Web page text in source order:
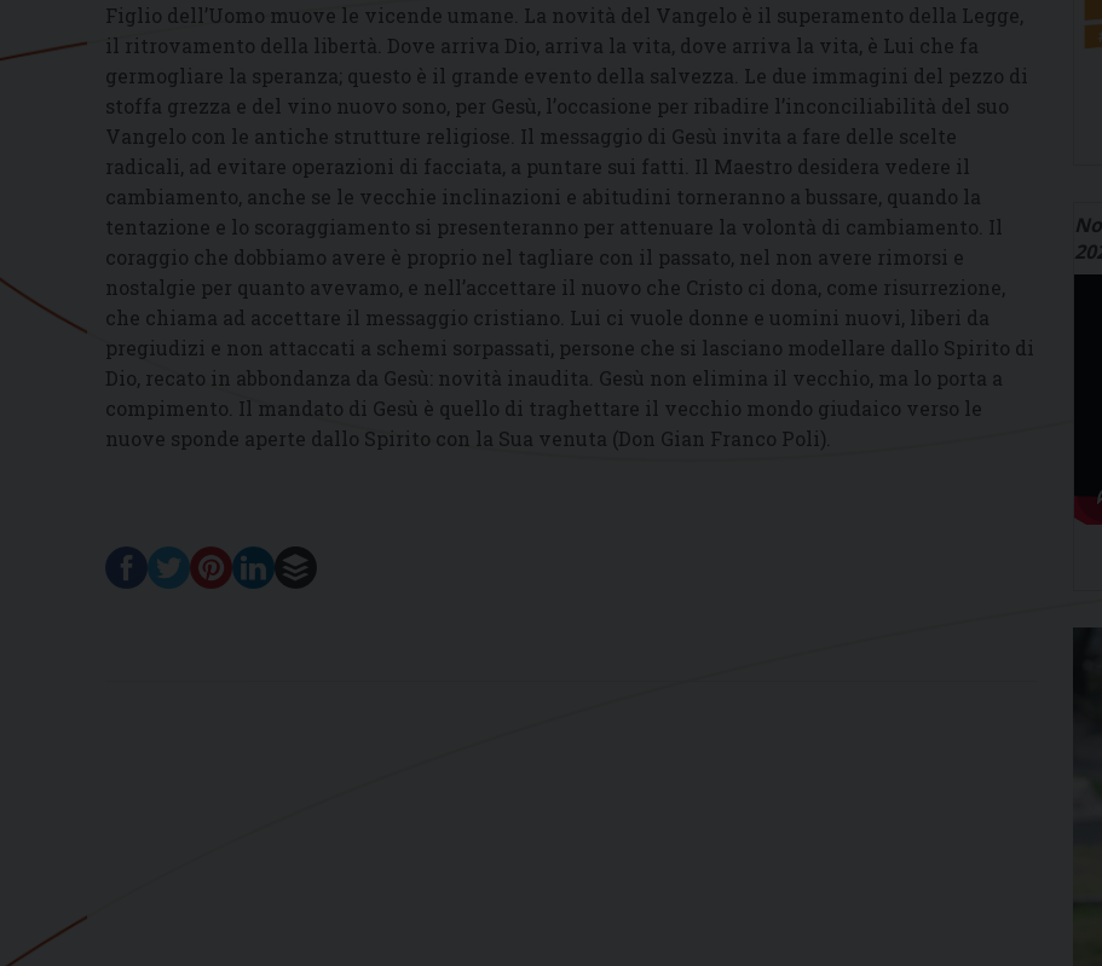
Figlio dell’Uomo muove le vicende umane. La novità del Vangelo è il superamento della Legge,
il ritrovamento della libertà. Dove arriva Dio, arriva la vita, dove arriva la vita, è Lui che fa
germogliare la speranza; questo è il grande evento della salvezza. Le due immagini del pezzo di
stoffa grezza e del vino nuovo sono, per Gesù, l’occasione per ribadire l’inconciliabilità del suo
Vangelo con le antiche strutture religiose. Il messaggio di Gesù invita a fare delle scelte
radicali, ad evitare operazioni di facciata, a puntare sui fatti. Il Maestro desidera vedere il
cambiamento, anche se le vecchie inclinazioni e abitudini torneranno a bussare, quando la
tentazione e lo scoraggiamento si presenteranno per attenuare la volontà di cambiamento. Il
coraggio che dobbiamo avere è proprio nel tagliare con il passato, nel non avere rimorsi e
nostalgie per quanto avevamo, e nell’accettare il nuovo che Cristo ci dona, come risurrezione,
che chiama ad accettare il messaggio cristiano. Lui ci vuole donne e uomini nuovi, liberi da
pregiudizi e non attaccati a schemi sorpassati, persone che si lasciano modellare dallo Spirito di
Dio, recato in abbondanza da Gesù: novità inaudita. Gesù non elimina il vecchio, ma lo porta a
compimento. Il mandato di Gesù è quello di traghettare il vecchio mondo giudaico verso le
nuove sponde aperte dallo Spirito con la Sua venuta (Don Gian Franco Poli).